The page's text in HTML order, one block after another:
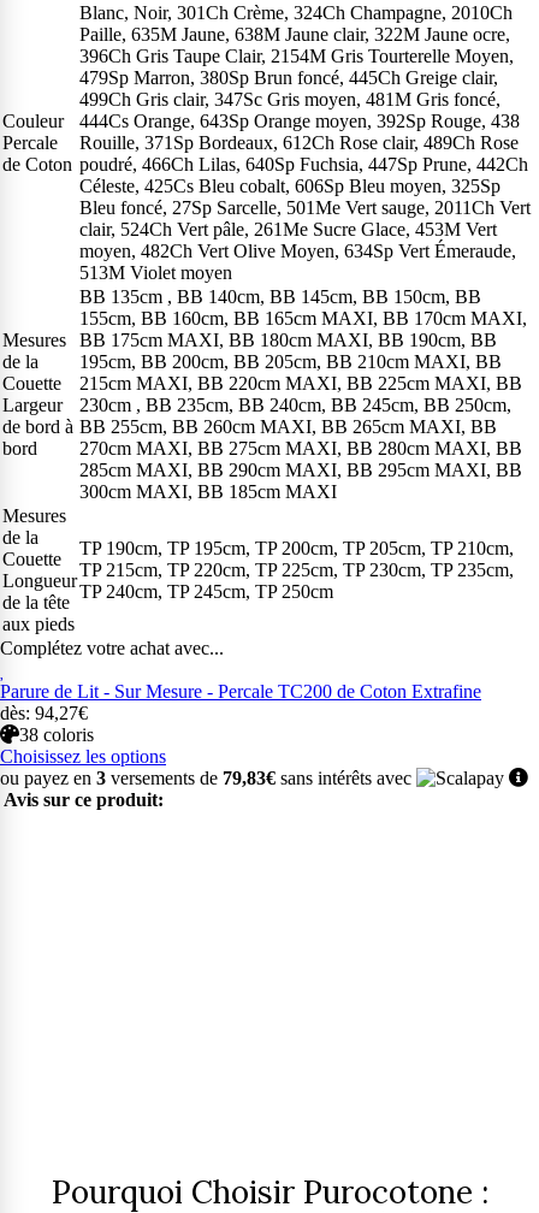
Couleur
Percale
de Coton
Blanc, Noir, 301Ch Crème, 324Ch Champagne, 2010Ch
Paille, 635M Jaune, 638M Jaune clair, 322M Jaune ocre,
396Ch Gris Taupe Clair, 2154M Gris Tourterelle Moyen,
479Sp Marron, 380Sp Brun foncé, 445Ch Greige clair,
499Ch Gris clair, 347Sc Gris moyen, 481M Gris foncé,
444Cs Orange, 643Sp Orange moyen, 392Sp Rouge, 438
Rouille, 371Sp Bordeaux, 612Ch Rose clair, 489Ch Rose
poudré, 466Ch Lilas, 640Sp Fuchsia, 447Sp Prune, 442Ch
Céleste, 425Cs Bleu cobalt, 606Sp Bleu moyen, 325Sp
Bleu foncé, 27Sp Sarcelle, 501Me Vert sauge, 2011Ch Vert
clair, 524Ch Vert pâle, 261Me Sucre Glace, 453M Vert
moyen, 482Ch Vert Olive Moyen, 634Sp Vert Émeraude,
513M Violet moyen
Mesures
de la
Couette
Largeur
de bord à
bord
BB 135cm , BB 140cm, BB 145cm, BB 150cm, BB
155cm, BB 160cm, BB 165cm MAXI, BB 170cm MAXI,
BB 175cm MAXI, BB 180cm MAXI, BB 190cm, BB
195cm, BB 200cm, BB 205cm, BB 210cm MAXI, BB
215cm MAXI, BB 220cm MAXI, BB 225cm MAXI, BB
230cm , BB 235cm, BB 240cm, BB 245cm, BB 250cm,
BB 255cm, BB 260cm MAXI, BB 265cm MAXI, BB
270cm MAXI, BB 275cm MAXI, BB 280cm MAXI, BB
285cm MAXI, BB 290cm MAXI, BB 295cm MAXI, BB
300cm MAXI, BB 185cm MAXI
Mesures
de la
Couette
Longueur
de la tête
aux pieds
TP 190cm, TP 195cm, TP 200cm, TP 205cm, TP 210cm,
TP 215cm, TP 220cm, TP 225cm, TP 230cm, TP 235cm,
TP 240cm, TP 245cm, TP 250cm
Complétez votre achat avec...
Parure de Lit - Sur Mesure - Percale TC200 de Coton Extrafine
dès: 94,27€
38 coloris
Choisissez les options
ou payez en 3 versements de 79,83€ sans intérêts avec
Avis sur ce produit:
Pourquoi Choisir Purocotone :